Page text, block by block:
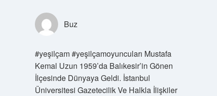
Buz
#yeşilçam #yeşilçamoyuncuları Mustafa
Kemal Uzun 1959’da Balıkesir’in Gönen
İlçesinde Dünyaya Geldi. İstanbul
Üniversitesi Gazetecilik Ve Halkla İlişkiler